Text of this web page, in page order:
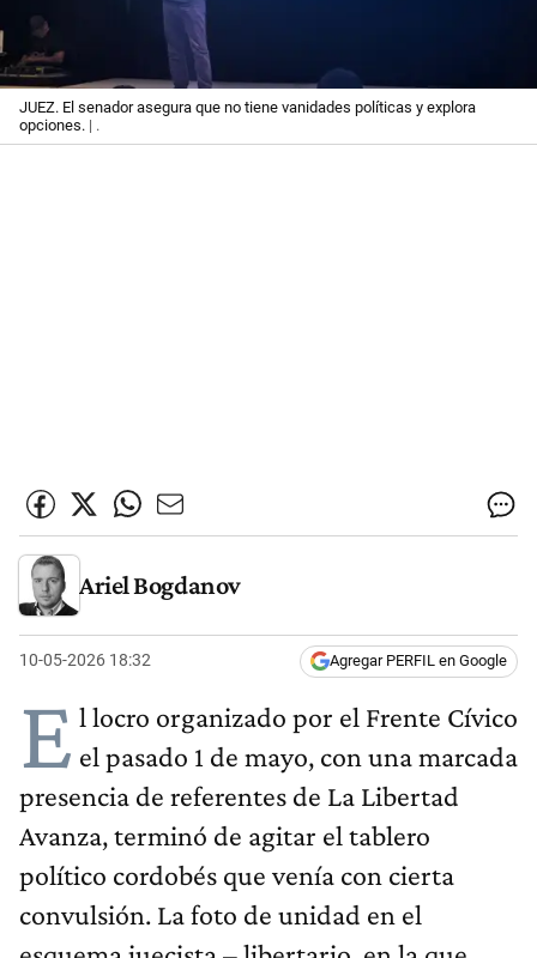
JUEZ. El senador asegura que no tiene vanidades políticas y explora
opciones. | .
Ariel Bogdanov
10-05-2026 18:32 Agregar PERFIL en Google
E l locro organizado por el Frente Cívico
el pasado 1 de mayo, con una marcada
presencia de referentes de La Libertad
Avanza, terminó de agitar el tablero
político cordobés que venía con cierta
convulsión. La foto de unidad en el